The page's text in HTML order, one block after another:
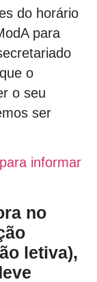
do horário
para
o
o seu
ser
informar
no
letiva),